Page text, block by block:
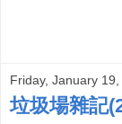
Friday, January 19,
垃圾場雜記